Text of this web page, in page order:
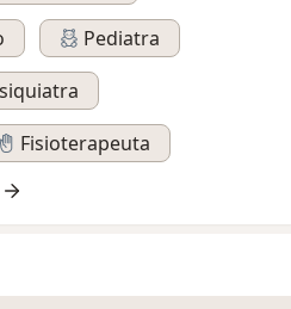
Pediatra
Fisioterapeuta